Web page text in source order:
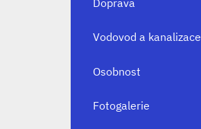
Vodovod a kanalizace
Osobnost
Fotogalerie